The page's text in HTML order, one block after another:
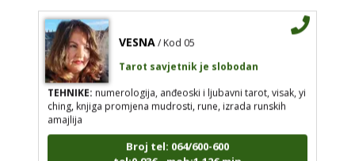
TEHNIKE:numerologija, anđeoski i ljubavni tarot, visak, yi
ching, knjiga promjena mudrosti, rune, izrada runskih
amajlija
Broj tel: 064/600-600
tel:0,93€ - mob:1,12€ min